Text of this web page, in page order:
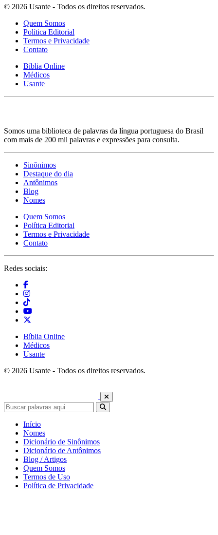
© 2026 Usante - Todos os direitos reservados.
Quem Somos
Política Editorial
Termos e Privacidade
Contato
Bíblia Online
Médicos
Usante
Somos uma biblioteca de palavras da língua portuguesa do Brasil
com mais de 200 mil palavras e expressões para consulta.
Sinônimos
Destaque do dia
Antônimos
Blog
Nomes
Quem Somos
Política Editorial
Termos e Privacidade
Contato
Redes sociais:
Bíblia Online
Médicos
Usante
© 2026 Usante - Todos os direitos reservados.
Início
Nomes
Dicionário de Sinônimos
Dicionário de Antônimos
Blog / Artigos
Quem Somos
Termos de Uso
Política de Privacidade